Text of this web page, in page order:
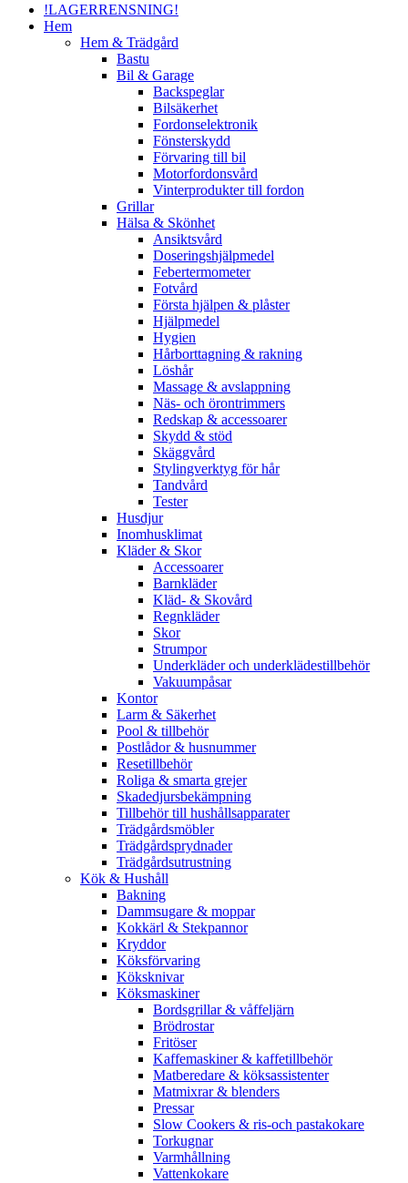
!LAGERRENSNING!
Hem
Hem & Trädgård
Bastu
Bil & Garage
Backspeglar
Bilsäkerhet
Fordonselektronik
Fönsterskydd
Förvaring till bil
Motorfordonsvård
Vinterprodukter till fordon
Grillar
Hälsa & Skönhet
Ansiktsvård
Doseringshjälpmedel
Febertermometer
Fotvård
Första hjälpen & plåster
Hjälpmedel
Hygien
Hårborttagning & rakning
Löshår
Massage & avslappning
Näs- och örontrimmers
Redskap & accessoarer
Skydd & stöd
Skäggvård
Stylingverktyg för hår
Tandvård
Tester
Husdjur
Inomhusklimat
Kläder & Skor
Accessoarer
Barnkläder
Kläd- & Skovård
Regnkläder
Skor
Strumpor
Underkläder och underklädestillbehör
Vakuumpåsar
Kontor
Larm & Säkerhet
Pool & tillbehör
Postlådor & husnummer
Resetillbehör
Roliga & smarta grejer
Skadedjursbekämpning
Tillbehör till hushållsapparater
Trädgårdsmöbler
Trädgårdsprydnader
Trädgårdsutrustning
Kök & Hushåll
Bakning
Dammsugare & moppar
Kokkärl & Stekpannor
Kryddor
Köksförvaring
Köksknivar
Köksmaskiner
Bordsgrillar & våffeljärn
Brödrostar
Fritöser
Kaffemaskiner & kaffetillbehör
Matberedare & köksassistenter
Matmixrar & blenders
Pressar
Slow Cookers & ris-och pastakokare
Torkugnar
Varmhållning
Vattenkokare